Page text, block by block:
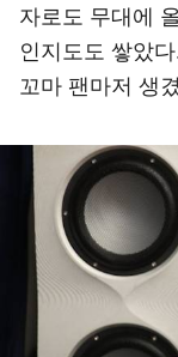
자로도 무대에
인지도도 쌓았
꼬마 팬마저 생